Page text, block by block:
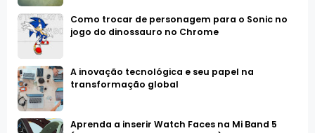
Como trocar de personagem para o Sonic no
jogo do dinossauro no Chrome
A inovação tecnológica e seu papel na
transformação global
Aprenda a inserir Watch Faces na Mi Band 5